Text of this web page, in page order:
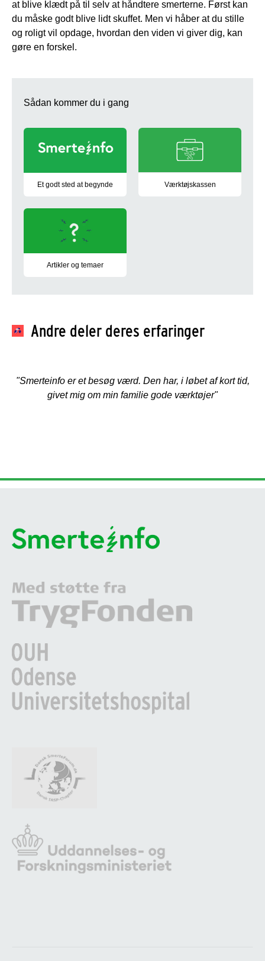
at blive klædt på til selv at håndtere smerterne. Først kan
du måske godt blive lidt skuffet. Men vi håber at du stille
og roligt vil opdage, hvordan den viden vi giver dig, kan
gøre en forskel.
Sådan kommer du i gang
Et godt sted at begynde Værktøjskassen
Artikler og temaer
Andre deler deres erfaringer
"Smerteinfo er et besøg værd. Den har, i løbet af kort tid,
givet mig om min familie gode værktøjer"